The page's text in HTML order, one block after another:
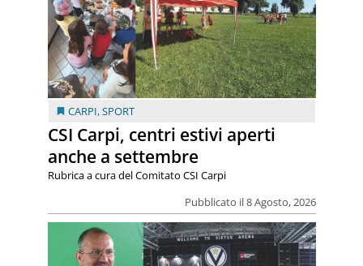
CARPI,SPORT
CSI Carpi, centri estivi aperti
anche a settembre
Pubblicato il 8 Agosto, 2026
Rubrica a cura del Comitato CSI Carpi